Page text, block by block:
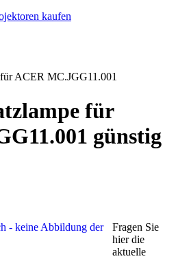
ACER MC.JGG11.001
für
günstig
Fragen Sie
hier die
aktuelle